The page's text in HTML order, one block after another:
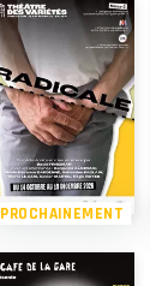
PROCHAINEMENT